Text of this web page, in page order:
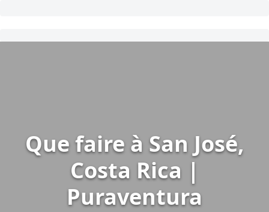
​​Que faire à San José,
Costa Rica |
Puraventura